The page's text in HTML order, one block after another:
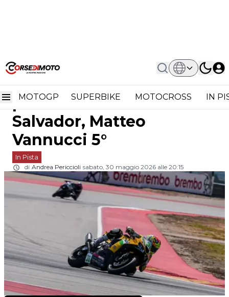
MOTOGP SUPERBIKE MOTOCROSS IN
Home In Pista
Sportbike Aragon Gara 1: Prima Vittoria
Sportbike Aragon Gara 1:
prima vittoria di David
Salvador, Matteo
Vannucci 5°
In Pista
di Andrea Periccioli sabato, 30 maggio 2026 alle 20:15